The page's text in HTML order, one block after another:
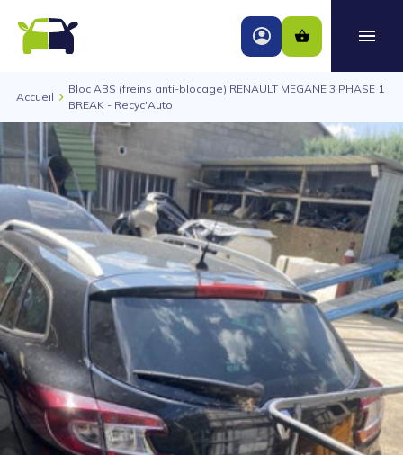
Accueil
Bloc ABS (freins anti-blocage) RENAULT MEGANE 3 PHASE 1
BREAK - Recyc'Auto